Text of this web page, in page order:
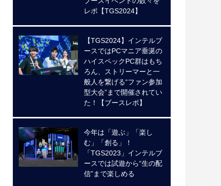
レポ【TGS2024】
【TGS2024】インテルブ
ースではPCマニア垂涎の
ハイスペックPC群はもち
ろん、ストリーマーと一
般人を繋げる“ファン参加
型大会”まで開催されてい
た！【ブースレポ】
今年は「遊ぶ」「楽し
む」「創る」！
「TGS2023」インテルブ
ースでは試遊から“生の配
信”まで楽しめる